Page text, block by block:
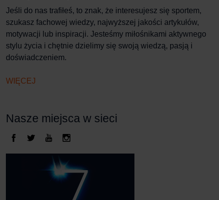
Jeśli do nas trafiłeś, to znak, że interesujesz się sportem,
szukasz fachowej wiedzy, najwyższej jakości artykułów,
motywacji lub inspiracji. Jesteśmy miłośnikami aktywnego
stylu życia i chętnie dzielimy się swoją wiedzą, pasją i
doświadczeniem.
WIĘCEJ
Nasze miejsca w sieci